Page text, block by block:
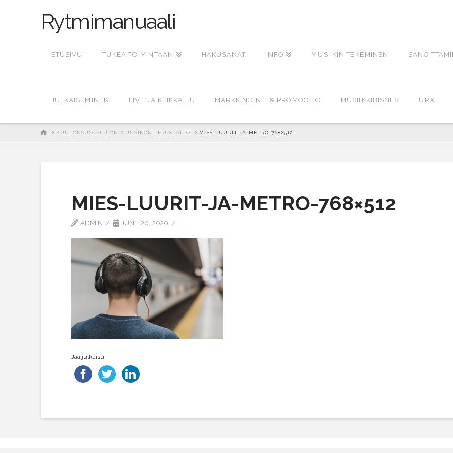
Rytmimanuaali
ETUSIVU TUKEA TOIMINTAAN HAKUSANAT INFO MUSIIKIN TEKEMINEN
JULKAISEMINEN LIVE JA KEIKKAILU MARKKINOINTI & PROMOOTIO MUSIIKKIBISNES URA
HOMEKUULONSUOJELU ON MUUSIKON PERUSTAITO MIES-LUURIT-JA-METRO-768X512
MIES-LUURIT-JA-METRO-768×512
ADMIN JUNE 20, 2020
Jaa julkaisu